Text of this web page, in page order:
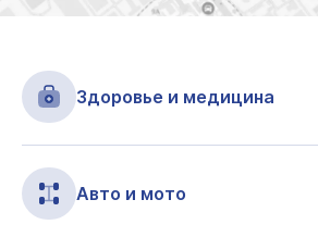
Здоровье и медицина
Авто и мото